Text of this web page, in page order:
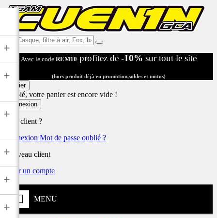
Ex:
Casque,
filtre
air,
Fox,
...
Avec le code REM10 profitez de -10% sur tout le site
(hors produit déjà en promotion,soldes et motos)
Panier
Désolé, votre panier est encore vide !
Connexion
Déjà client ?
Connexion Mot de passe oublié ?
Nouveau client
Créer un compte
MENU
+
+
+
+
+
+